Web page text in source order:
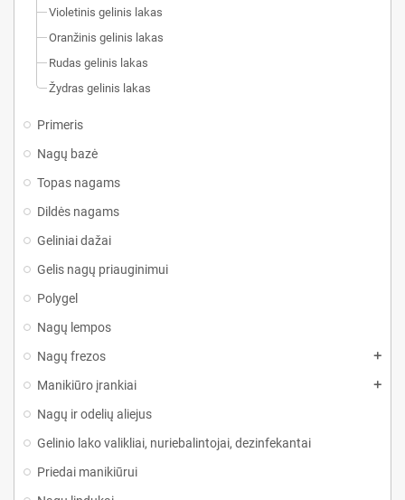
Violetinis gelinis lakas
Oranžinis gelinis lakas
Rudas gelinis lakas
Žydras gelinis lakas
Primeris
Nagų bazė
Topas nagams
Dildės nagams
Geliniai dažai
Gelis nagų priauginimui
Polygel
Nagų lempos
Nagų frezos
Manikiūro įrankiai
Nagų ir odelių aliejus
Gelinio lako valikliai, nuriebalintojai, dezinfekantai
Priedai manikiūrui